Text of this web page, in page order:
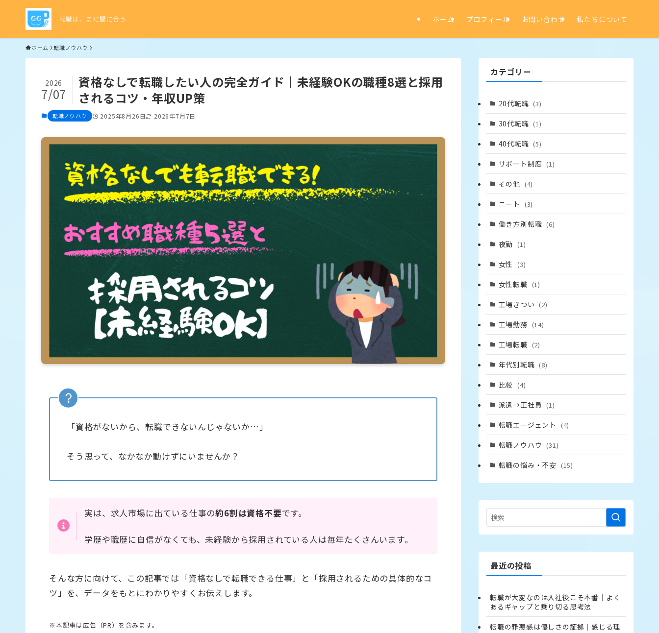
転職は、まだ間に合う ホーム プロフィール お問い合わせ 私たちについて
ホーム 転職ノウハウ
資格なしで転職したい人の完全ガイド｜未経験OKの職種8選と採用
されるコツ・年収UP策
2026
7/07
転職ノウハウ 2025年8月26日 2026年7月7日
「資格がないから、転職できないんじゃないか…」
そう思って、なかなか動けずにいませんか？
実は、求人市場に出ている仕事の約6割は資格不要です。
学歴や職歴に自信がなくても、未経験から採用されている人は毎年たくさんいます。
そんな方に向けて、この記事では「資格なしで転職できる仕事」と「採用されるための具体的なコ
ツ」を、データをもとにわかりやすくお伝えします。
※本記事は広告（PR）を含みます。
カテゴリー
20代転職 (3)
30代転職 (1)
40代転職 (5)
サポート制度 (1)
その他 (4)
ニート (3)
働き方別転職 (6)
夜勤 (1)
女性 (3)
女性転職 (1)
工場きつい (2)
工場勤務 (14)
工場転職 (2)
年代別転職 (8)
比較 (4)
派遣→正社員 (1)
転職エージェント (4)
転職ノウハウ (31)
転職の悩み・不安 (15)
最近の投稿
転職が大変なのは入社後こそ本番｜よく
あるギャップと乗り切る思考法
転職の罪悪感は優しさの証拠｜感じる理